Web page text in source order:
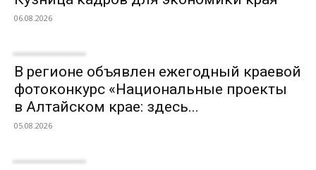
06.08.2026
В регионе объявлен ежегодный краевой
фотоконкурс «Национальные проекты
в Алтайском крае: здесь...
05.08.2026